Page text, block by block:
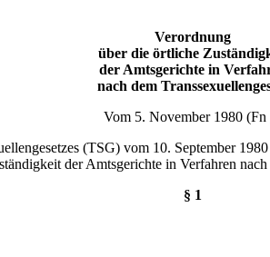
Verordnung
über die örtliche
der Amtsgerichte in
nach dem
Vom 5. November 1980 (Fn
(TSG) vom 10. September
der Amtsgerichte in Verfahren
§ 1